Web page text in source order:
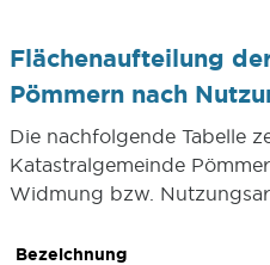
Flächenaufteilung
Pömmern nach
Die nachfolgende Tabelle
Katastralgemeinde
Widmung bzw.
Bezeichnung